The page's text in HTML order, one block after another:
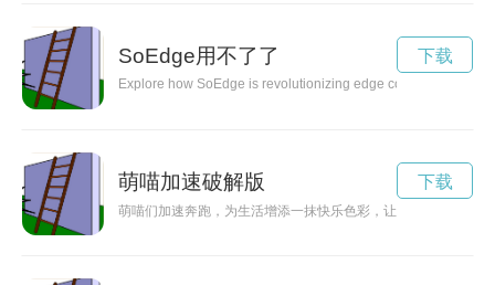
SoEdge用不了了
Explore how SoEdge is revolutionizing edge computing by
下载
萌喵加速破解版
萌喵们加速奔跑，为生活增添一抹快乐色彩，让人们忘却烦恼，
下载